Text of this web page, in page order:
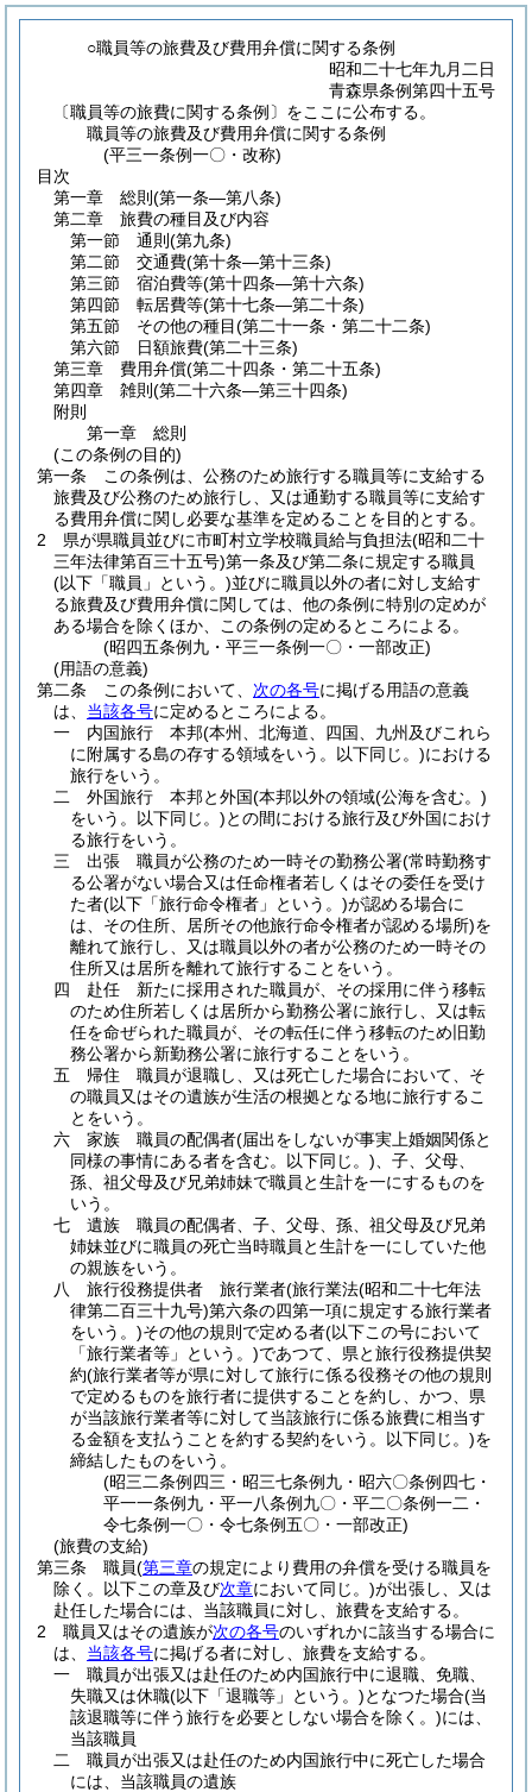
○職員等の旅費及び費用弁償に関する条例
昭和二十七年九月二日
青森県条例第四十五号
〔職員等の旅費に関する条例〕をここに公布する。
職員等の旅費及び費用弁償に関する条例
(平三一条例一〇・改称)
目次
第一章
総則 (第一条―第八条)
第二章
旅費の種目及び内容
第一節
通則 (第九条)
第二節
交通費(第十条―第十三条)
第三節
宿泊費等(第十四条―第十六条)
第四節
転居費等(第十七条―第二十条)
第五節
その他の種目(第二十一条・第二十二条)
第六節
日額旅費(第二十三条)
第三章
費用弁償(第二十四条・第二十五条)
第四章
雑則 (第二十六条―第三十四条)
附則
第一章
総則
(この条例の目的)
第一条
この条例は、公務のため旅行する職員等に支給する
旅費及び公務のため旅行し、又は通勤する職員等に支給す
る費用弁償に関し必要な基準を定めることを目的とする。
2
県が県職員並びに市町村立学校職員給与負担法(昭和二十
三年法律第百三十五号)第一条及び第二条に規定する職員
(以下「職員」という。)並びに職員以外の者に対し支給す
る旅費及び費用弁償に関しては、他の条例に特別の定めが
ある場合を除くほか、この条例の定めるところによる。
(昭四五条例九・平三一条例一〇・一部改正)
(用語の意義)
第二条
この条例において、 次の各号に掲げる用語の意義
は、 当該各号に定めるところによる。
一
内国旅行 本邦(本州、北海道、四国、九州及びこれら
に附属する島の存する領域をいう。以下同じ。)における
旅行をいう。
二
外国旅行 本邦と外国(本邦以外の領域(公海を含む。)
をいう。以下同じ。)との間における旅行及び外国におけ
る旅行をいう。
三
出張 職員が公務のため一時その勤務公署(常時勤務す
る公署がない場合又は任命権者若しくはその委任を受け
た者(以下「旅行命令権者」という。)が認める場合に
は、その住所、居所その他旅行命令権者が認める場所)を
離れて旅行し、又は職員以外の者が公務のため一時その
住所又は居所を離れて旅行することをいう。
四
赴任 新たに採用された職員が、その採用に伴う移転
のため住所若しくは居所から勤務公署に旅行し、又は転
任を命ぜられた職員が、その転任に伴う移転のため旧勤
務公署から新勤務公署に旅行することをいう。
五
帰住 職員が退職し、又は死亡した場合において、そ
の職員又はその遺族が生活の根拠となる地に旅行するこ
とをいう。
六
家族 職員の配偶者(届出をしないが事実上婚姻関係と
同様の事情にある者を含む。以下同じ。) 、子、父母、
孫、祖父母及び兄弟姉妹で職員と生計を一にするものを
いう。
七
遺族 職員の配偶者、子、父母、孫、祖父母及び兄弟
姉妹並びに職員の死亡当時職員と生計を一にしていた他
の親族をいう。
八
旅行役務提供者 旅行業者(旅行業法(昭和二十七年法
律第二百三十九号)第六条の四第一項に規定する旅行業者
をいう。)その他の規則で定める者(以下この号において
「旅行業者等」という。)であつて、県と旅行役務提供契
約(旅行業者等が県に対して旅行に係る役務その他の規則
で定めるものを旅行者に提供することを約し、かつ、県
が当該旅行業者等に対して当該旅行に係る旅費に相当す
る金額を支払うことを約する契約をいう。以下同じ。)を
締結したものをいう。
(昭三二条例四三・昭三七条例九・昭六〇条例四七・
平一一条例九・平一八条例九〇・平二〇条例一二・
令七条例一〇・令七条例五〇・一部改正)
(旅費の支給)
第三条
職員(第三章の規定により費用の弁償を受ける職員を
除く。以下この章及び次章において同じ。)が出張し、又は
赴任した場合には、当該職員に対し、旅費を支給する。
2
職員又はその遺族が次の各号のいずれかに該当する場合に
は、 当該各号に掲げる者に対し、旅費を支給する。
一
職員が出張又は赴任のため内国旅行中に退職、免職、
失職又は休職(以下「退職等」という。)となつた場合(当
該退職等に伴う旅行を必要としない場合を除く。)には、
当該職員
二
職員が出張又は赴任のため内国旅行中に死亡した場合
には、当該職員の遺族